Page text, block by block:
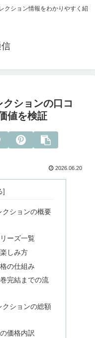
クション情報をわかりやすく紹
ションの口コ
値を検証
2026.06.20
クションの概要
ーズ一覧
しみ方
の仕組み
完結までの流
クションの総額
価格内訳